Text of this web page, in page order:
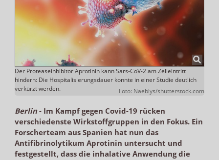
Der Proteaseinhibitor Aprotinin kann Sars-CoV-2 am Zelleintritt
hindern: Die Hospitalisierungsdauer konnte in einer Studie deutlich
verkürzt werden.
Foto: Naeblys/shutterstock.com
Berlin- Im Kampf gegen Covid-19 rücken
verschiedenste Wirkstoffgruppen in den Fokus. Ein
Forscherteam aus Spanien hat nun das
Antifibrinolytikum Aprotinin untersucht und
festgestellt, dass die inhalative Anwendung die